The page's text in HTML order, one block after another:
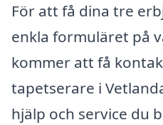
För att få dina tre
enkla formuläret på
kommer att få
tapetserare i
hjälp och service du